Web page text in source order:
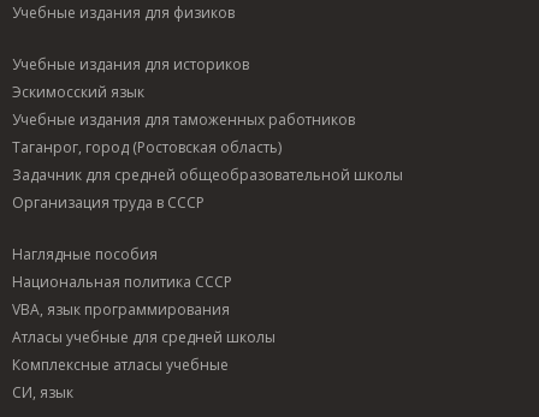
Учебные издания для физиков
Учебные издания для историков
Эскимосский язык
Учебные издания для таможенных работников
Таганрог, город (Ростовская область)
Задачник для средней общеобразовательной школы
Организация труда в СССР
Наглядные пособия
Национальная политика СССР
VBA, язык программирования
Атласы учебные для средней школы
Комплексные атласы учебные
СИ, язык